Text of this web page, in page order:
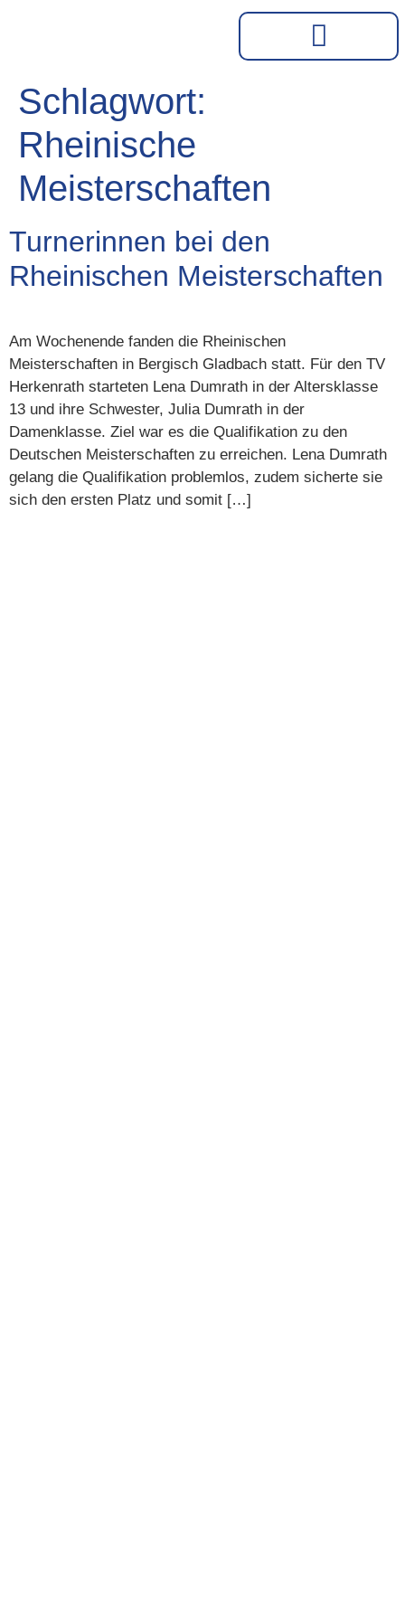
Schlagwort:
Rheinische
Meisterschaften
Turnerinnen bei den
Rheinischen Meisterschaften
Am Wochenende fanden die Rheinischen
Meisterschaften in Bergisch Gladbach statt. Für den TV
Herkenrath starteten Lena Dumrath in der Altersklasse
13 und ihre Schwester, Julia Dumrath in der
Damenklasse. Ziel war es die Qualifikation zu den
Deutschen Meisterschaften zu erreichen. Lena Dumrath
gelang die Qualifikation problemlos, zudem sicherte sie
sich den ersten Platz und somit […]